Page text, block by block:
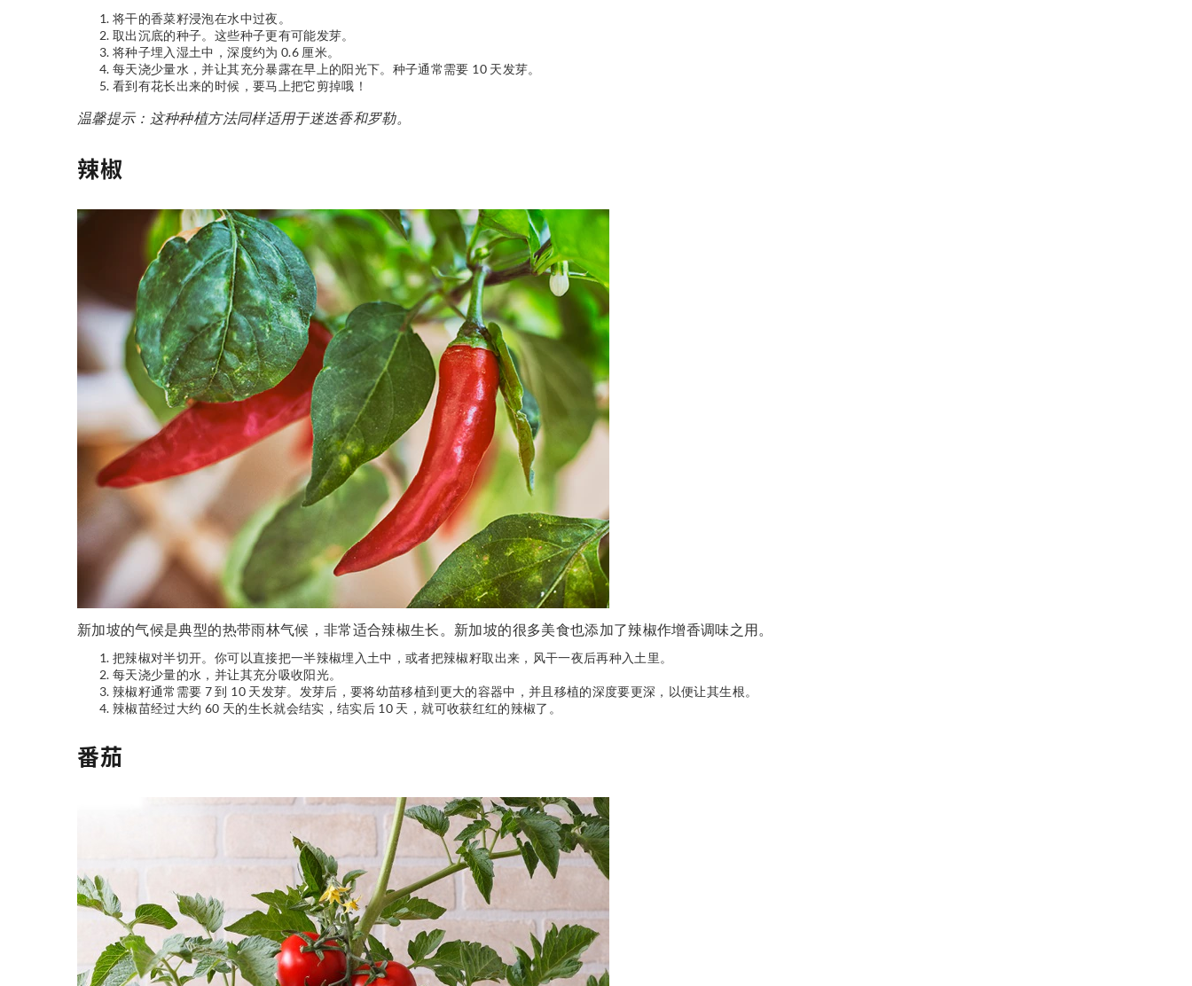
将干的香菜籽浸泡在水中过夜。
取出沉底的种子。这些种子更有可能发芽。
将种子埋入湿土中，深度约为 0.6 厘米。
每天浇少量水，并让其充分暴露在早上的阳光下。种子通常需要 10 天发芽。
看到有花长出来的时候，要马上把它剪掉哦！
温馨提示：这种种植方法同样适用于迷迭香和罗勒。
辣椒
新加坡的气候是典型的热带雨林气候，非常适合辣椒生长。新加坡的很多美食也添加了辣椒作增香调味之用。
把辣椒对半切开。你可以直接把一半辣椒埋入土中，或者把辣椒籽取出来，风干一夜后再种入土里。
每天浇少量的水，并让其充分吸收阳光。
辣椒籽通常需要 7 到 10 天发芽。发芽后，要将幼苗移植到更大的容器中，并且移植的深度要更深，以便让其生根。
辣椒苗经过大约 60 天的生长就会结实，结实后 10 天，就可收获红红的辣椒了。
番茄